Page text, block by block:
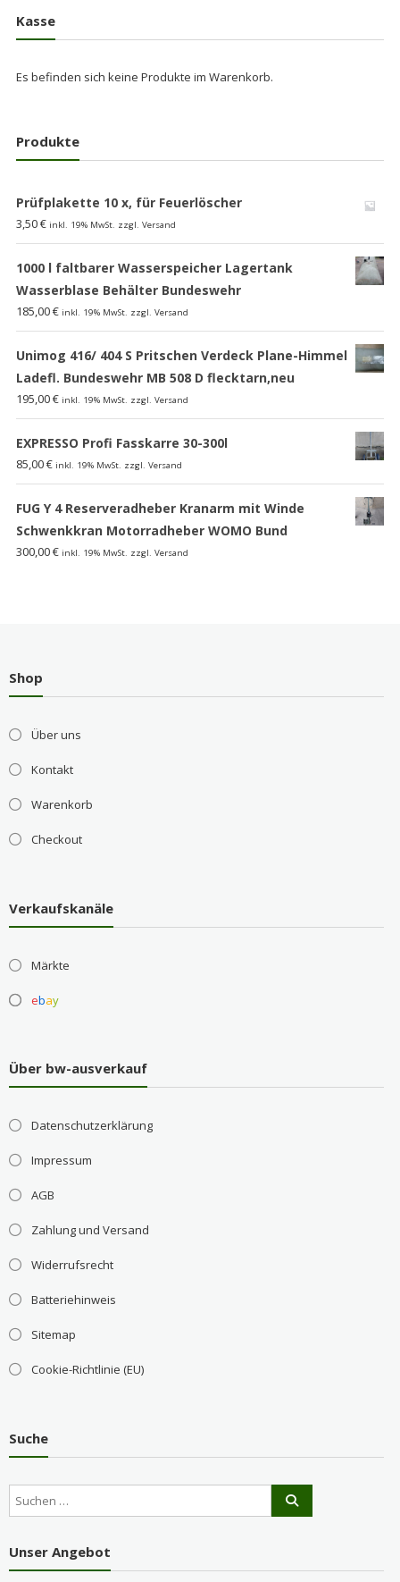
Kasse
Es befinden sich keine Produkte im Warenkorb.
Produkte
Prüfplakette 10 x, für Feuerlöscher
3,50€ inkl. 19% MwSt. zzgl. Versand
1000 l faltbarer Wasserspeicher Lagertank
Wasserblase Behälter Bundeswehr
185,00€ inkl. 19% MwSt. zzgl. Versand
Unimog 416/ 404 S Pritschen Verdeck Plane-Himmel
Ladefl. Bundeswehr MB 508 D flecktarn,neu
195,00€ inkl. 19% MwSt. zzgl. Versand
EXPRESSO Profi Fasskarre 30-300l
85,00€ inkl. 19% MwSt. zzgl. Versand
FUG Y 4 Reserveradheber Kranarm mit Winde
Schwenkkran Motorradheber WOMO Bund
300,00€ inkl. 19% MwSt. zzgl. Versand
Shop
Über uns
Kontakt
Warenkorb
Checkout
Verkaufskanäle
Märkte
ebay
Über bw-ausverkauf
Datenschutzerklärung
Impressum
AGB
Zahlung und Versand
Widerrufsrecht
Batteriehinweis
Sitemap
Cookie-Richtlinie (EU)
Suche
Unser Angebot